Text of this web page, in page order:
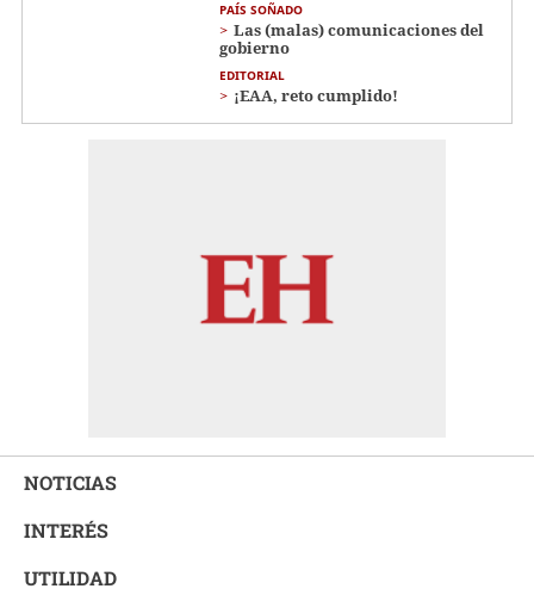
PAÍS SOÑADO
Las (malas) comunicaciones del
gobierno
EDITORIAL
¡EAA, reto cumplido!
NOTICIAS
INTERÉS
UTILIDAD